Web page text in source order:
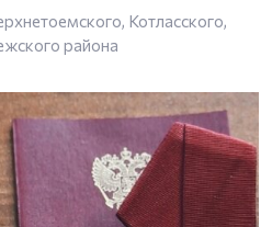
Котласского,
района